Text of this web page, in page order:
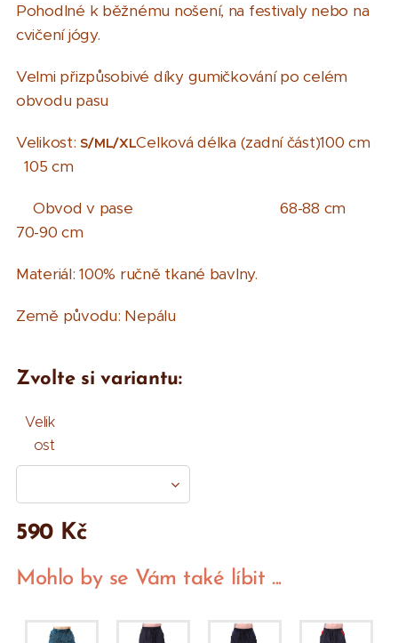
Pohodlné k běžnému nošení, na festivaly nebo na
cvičení jógy.
Velmi přizpůsobivé díky gumičkování po celém
obvodu pasu
Velikost:S/ML/XLCelková délka (zadní část)100 cm
105 cm
Obvod v pase 68-88 cm
70-90 cm
Materiál: 100% ručně tkané bavlny.
Země původu: Nepálu
Zvolte si variantu:
Velik
ost
590 Kč
Mohlo by se Vám také líbit ...